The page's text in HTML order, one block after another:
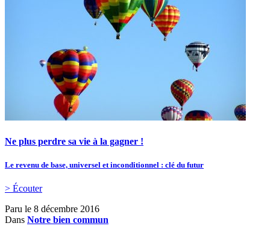
Ne plus perdre sa vie à la gagner !
Le revenu de base, universel et inconditionnel : clé du futur
> Écouter
Paru le 8 décembre 2016
Dans Notre bien commun